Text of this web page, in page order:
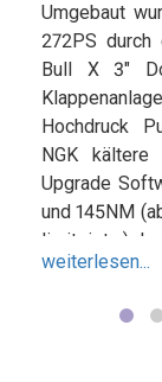
Umgebaut
272PS durch
Bull X 3"
Hochdruck
NGK kältere
Upgrade
und 145NM
limit ist :)
Namen.
loben. Selten
weiterlesen...